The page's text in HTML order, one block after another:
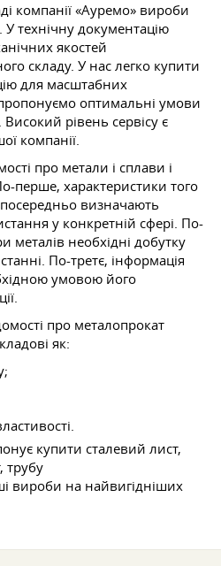
компанії «Ауремо» вироби
У технічну документацію
якостей
складу. У нас легко купити
для масштабних
оптимальні умови
Високий рівень сервісу є
компанії.
про метали і сплави і
перше, характеристики того
визначають
у конкретній сфері. По-
металів необхідні добутку
По-третє, інформація
умовою його
про металопрокат
як:
купити сталевий лист,
трубу
вироби на найвигідніших